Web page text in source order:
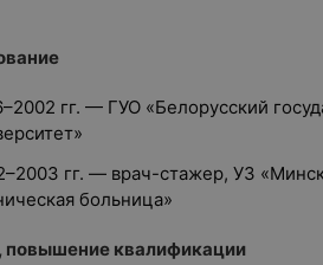
гг. — ГУО «Белорусский
гг. — врач-стажер, УЗ
больница»
повышение квалификации